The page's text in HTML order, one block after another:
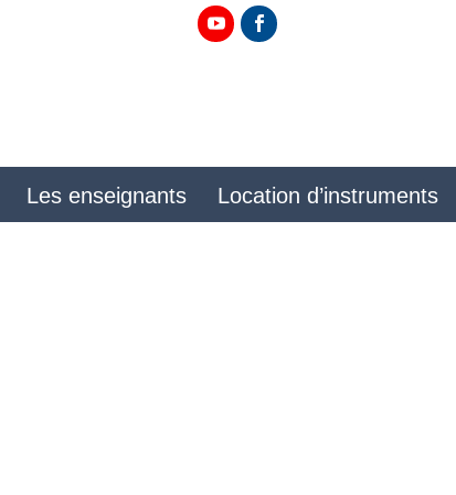
Les enseignants Location d’instruments